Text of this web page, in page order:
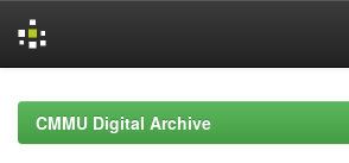
navigationCMMU Digital Archive